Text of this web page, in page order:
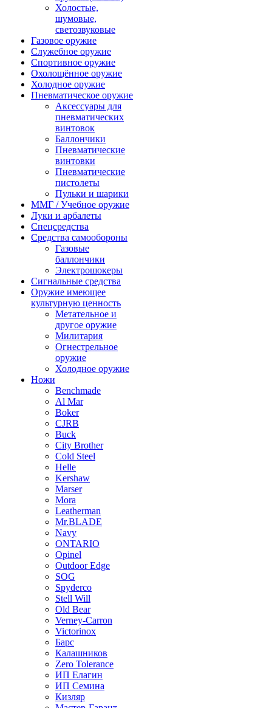
Холостые,
шумовые,
светозвуковые
Газовое оружие
Служебное оружие
Спортивное оружие
Охолощённое оружие
Холодное оружие
Пневматическое оружие
Аксессуары для
пневматических
винтовок
Баллончики
Пневматические
винтовки
Пневматические
пистолеты
Пульки и шарики
ММГ / Учебное оружие
Луки и арбалеты
Спецсредства
Средства самообороны
Газовые
баллончики
Электрошокеры
Сигнальные средства
Оружие имеющее
культурную ценность
Метательное и
другое оружие
Милитария
Огнестрельное
оружие
Холодное оружие
Ножи
Benchmade
Al Mar
Boker
CJRB
Buck
City Brother
Cold Steel
Helle
Kershaw
Marser
Mora
Leatherman
Mr.BLADE
Navy
ONTARIO
Opinel
Outdoor Edge
SOG
Spyderco
Stell Will
Old Bear
Verney-Carron
Victorinox
Барс
Калашников
Zero Tolerance
ИП Елагин
ИП Семина
Кизляр